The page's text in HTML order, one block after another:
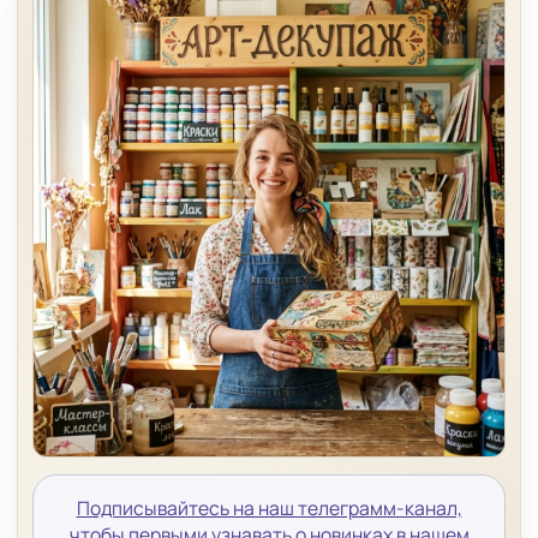
Подписывайтесь на наш телеграмм-канал,